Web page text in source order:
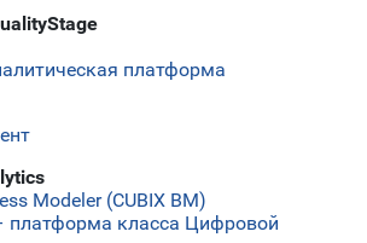
платформа
Modeler (CUBIX BM)
платформа класса Цифровой